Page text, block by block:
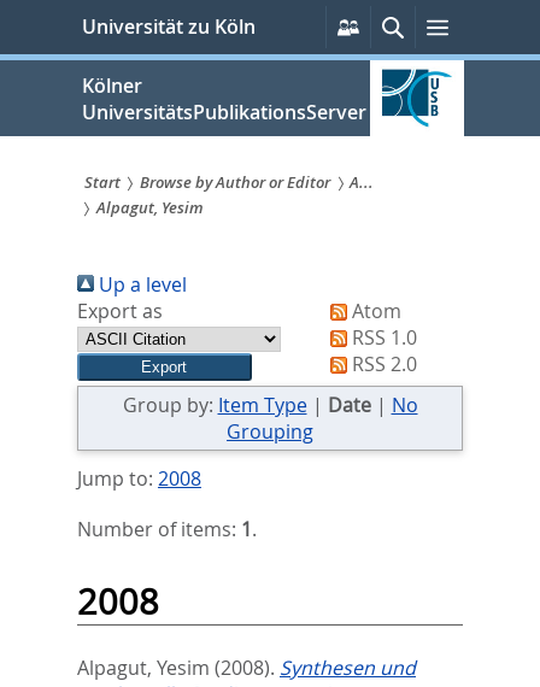
springen
Universität zu Köln
Persönliche
Services
SucheMenü
Kölner
UniversitätsPublikationsServer
Sie
sind
hier:
Start Browse by Author or Editor
A...
Alpagut, Yesim
Up a level
Export as
Atom
RSS 1.0
RSS 2.0
Group by: Item Type| Date| No
Grouping
Jump to: 2008
Number of items: 1.
2008
Alpagut, Yesim (2008). Synthesen und